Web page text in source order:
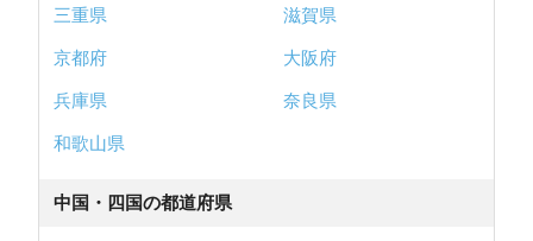
三重県
滋賀県
京都府
大阪府
兵庫県
奈良県
和歌山県
中国・四国の都道府県